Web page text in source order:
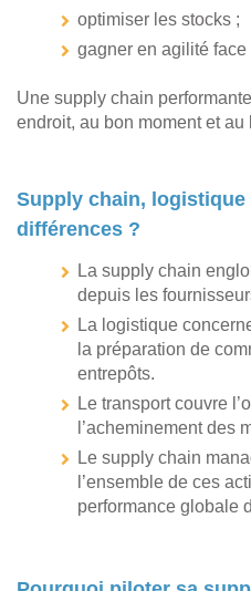
optimiser les stocks ;
gagner en agilité face
Une supply chain
endroit, au bon moment et au
Supply chain,
différences ?
La supply chain
depuis les
La logistique
la préparation de
entrepôts.
Le transport couvre
l’acheminement des
Le supply chain
l’ensemble de ces
performance globale